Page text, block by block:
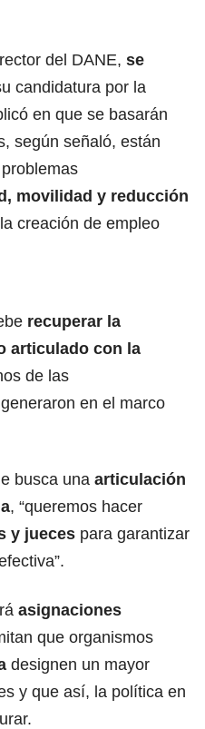
del DANE, se
candidatura por la
en que se basarán
según señaló, están
movilidad y reducción
creación de empleo
recuperar la
articulado con la
de las
en el marco
busca una articulación
, “queremos hacer
y jueces para garantizar
asignaciones
que organismos
designen un mayor
y que así, la política en